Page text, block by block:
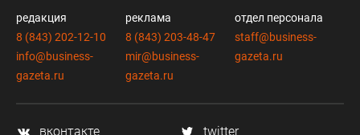
редакция
8 (843) 202-12-10
info@business-
gazeta.ru
реклама
8 (843) 203-48-47
mir@business-
gazeta.ru
отдел персонала
staff@business-
gazeta.ru
вконтакте
twitter